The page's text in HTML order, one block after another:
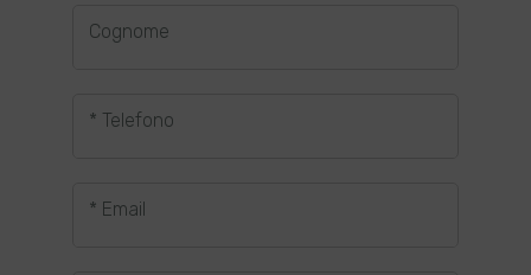
Cognome
* Telefono
* Email